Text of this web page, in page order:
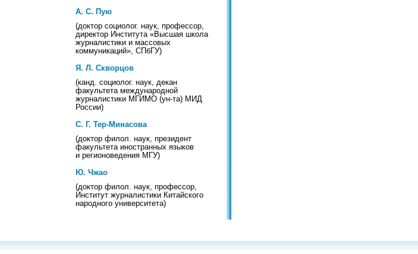
А. С. Пую
(доктор социолог. наук, профессор,
директор Института «Высшая школа
журналистики и массовых
коммуникаций», СПбГУ)
Я. Л. Скворцов
(канд. социолог. наук, декан
факультета международной
журналистики МГИМО (ун-та) МИД
России)
С. Г. Тер-Минасова
(доктор филол. наук, президент
факультета иностранных языков
и регионоведения МГУ)
Ю. Чжао
(доктор филол. наук, профессор,
Институт журналистики Китайского
народного университета)